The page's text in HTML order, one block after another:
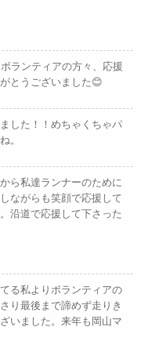
ランティアの方々、応援
とうございました😊
した！！めちゃくちゃパ
。
ら私達ランナーのために
ながらも笑顔で応援して
沿道で応援して下さった
る私よりボランティアの
り最後まで諦めず走りき
いました。来年も岡山マ